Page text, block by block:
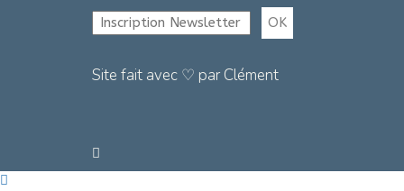
Site fait avec ♡ par Clément